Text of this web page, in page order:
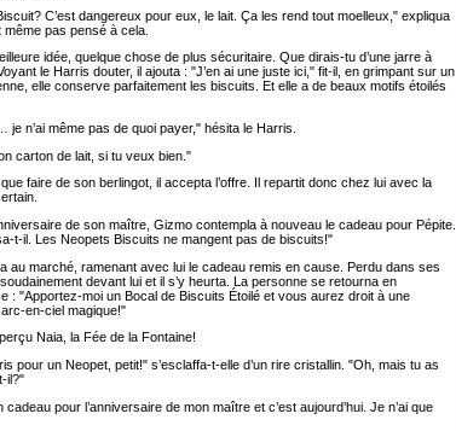
C’est dangereux pour eux, le lait. Ça les rend tout moelleux," expliqua
même pas pensé à cela.
idée, quelque chose de plus sécuritaire. Que dirais-tu d’une jarre à
le Harris douter, il ajouta : "J’en ai une juste ici," fit-il, en grimpant sur un
elle conserve parfaitement les biscuits. Et elle a de beaux motifs étoilés
n’ai même pas de quoi payer," hésita le Harris.
carton de lait, si tu veux bien."
faire de son berlingot, il accepta l’offre. Il repartit donc chez lui avec la
de son maître, Gizmo contempla à nouveau le cadeau pour Pépite.
t-il. Les Neopets Biscuits ne mangent pas de biscuits!"
marché, ramenant avec lui le cadeau remis en cause. Perdu dans ses
devant lui et il s’y heurta. La personne se retourna en
: "Apportez-moi un Bocal de Biscuits Étoilé et vous aurez droit à une
en-ciel magique!"
Naia, la Fée de la Fontaine!
pour un Neopet, petit!" s’esclaffa-t-elle d’un rire cristallin. "Oh, mais tu as
il?"
pour l’anniversaire de mon maître et c’est aujourd’hui. Je n’ai que